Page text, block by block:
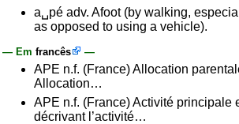
a␣pé adv. Afoot (by walking,
as opposed to using a vehicle).
— Em francês —
APE n.f. (France) Allocation
Allocation…
APE n.f. (France) Activité principale
décrivant l’activité…